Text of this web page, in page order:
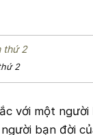
2
với một
bạn đời